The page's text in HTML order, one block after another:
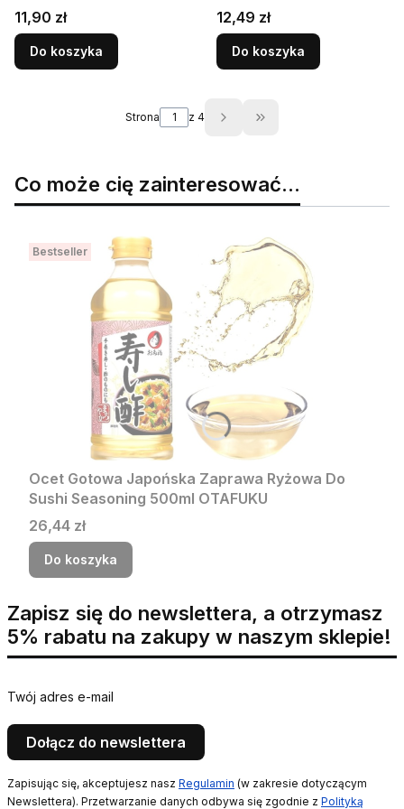
Sałatek Szklana Butelka
500ml KIER
Cena
11,90 zł
Do koszyka
Ryżowe 300ml
KINMIKAN
Cena
12,49 zł
Do koszyka
Strona z 4 Przejdź do ostatniej
Co może cię zainteresować...
Bestseller
Ocet Gotowa Japońska Zaprawa Ryżowa Do
Sushi Seasoning 500ml OTAFUKU
Cena
26,44 zł
Do koszyka
Zapisz się do newslettera, a otrzymasz
5% rabatu na zakupy w naszym sklepie!
Twój adres e-mail
Dołącz do newslettera
Zapisując się, akceptujesz nasz Regulamin (w zakresie dotyczącym
Newslettera). Przetwarzanie danych odbywa się zgodnie z Polityką